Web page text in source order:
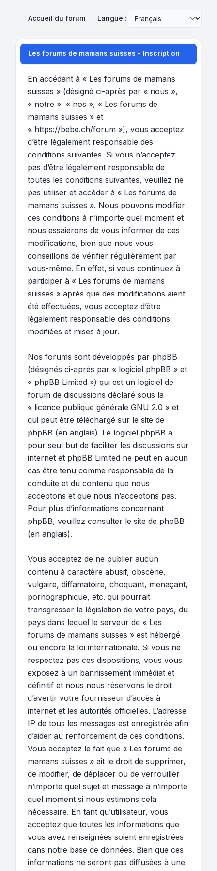
Accueil du forum Langue :
Les forums de mamans suisses - Inscription
En accédant à « Les forums de mamans
suisses » (désigné ci-après par « nous »,
« notre », « nos », « Les forums de
mamans suisses » et
« https://bebe.ch/forum »), vous acceptez
d’être légalement responsable des
conditions suivantes. Si vous n’acceptez
pas d’être légalement responsable de
toutes les conditions suivantes, veuillez ne
pas utiliser et accéder à « Les forums de
mamans suisses ». Nous pouvons modifier
ces conditions à n’importe quel moment et
nous essaierons de vous informer de ces
modifications, bien que nous vous
conseillons de vérifier régulièrement par
vous-même. En effet, si vous continuez à
participer à « Les forums de mamans
suisses » après que des modifications aient
été effectuées, vous acceptez d’être
légalement responsable des conditions
modifiées et mises à jour.
Nos forums sont développés par phpBB
(désignés ci-après par « logiciel phpBB » et
« phpBB Limited ») qui est un logiciel de
forum de discussions déclaré sous la
« licence publique générale GNU 2.0 » et
qui peut être téléchargé sur le site de
phpBB (en anglais). Le logiciel phpBB a
pour seul but de faciliter les discussions sur
internet et phpBB Limited ne peut en aucun
cas être tenu comme responsable de la
conduite et du contenu que nous
acceptons et que nous n’acceptons pas.
Pour plus d’informations concernant
phpBB, veuillez consulter le site de phpBB
(en anglais).
Vous acceptez de ne publier aucun
contenu à caractère abusif, obscène,
vulgaire, diffamatoire, choquant, menaçant,
pornographique, etc. qui pourrait
transgresser la législation de votre pays, du
pays dans lequel le serveur de « Les
forums de mamans suisses » est hébergé
ou encore la loi internationale. Si vous ne
respectez pas ces dispositions, vous vous
exposez à un bannissement immédiat et
définitif et nous nous réservons le droit
d’avertir votre fournisseur d’accès à
internet et les autorités officielles. L’adresse
IP de tous les messages est enregistrée afin
d’aider au renforcement de ces conditions.
Vous acceptez le fait que « Les forums de
mamans suisses » ait le droit de supprimer,
de modifier, de déplacer ou de verrouiller
n’importe quel sujet et message à n’importe
quel moment si nous estimons cela
nécessaire. En tant qu’utilisateur, vous
acceptez que toutes les informations que
vous avez renseignées soient enregistrées
dans notre base de données. Bien que ces
informations ne seront pas diffusées à une